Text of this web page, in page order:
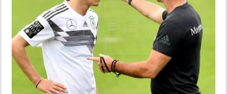
MUNDO
INSÓLITAS
MULTIMEDIA